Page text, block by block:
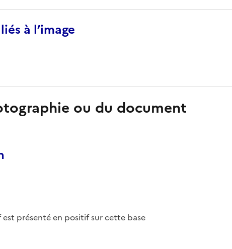
à l’image
ou du document
présenté en positif sur cette base